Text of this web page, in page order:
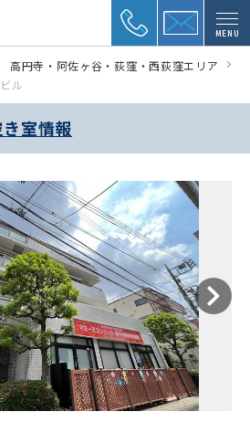
MENU
高円寺・阿佐ヶ谷・荻窪・西荻窪エリア
ル
室情報